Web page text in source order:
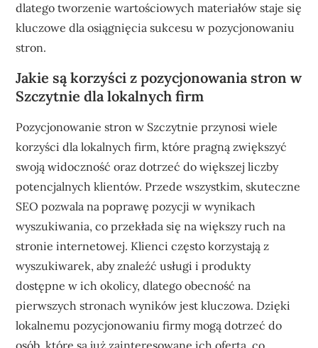
dlatego tworzenie wartościowych materiałów staje się
kluczowe dla osiągnięcia sukcesu w pozycjonowaniu
stron.
Jakie są korzyści z pozycjonowania stron w
Szczytnie dla lokalnych firm
Pozycjonowanie stron w Szczytnie przynosi wiele
korzyści dla lokalnych firm, które pragną zwiększyć
swoją widoczność oraz dotrzeć do większej liczby
potencjalnych klientów. Przede wszystkim, skuteczne
SEO pozwala na poprawę pozycji w wynikach
wyszukiwania, co przekłada się na większy ruch na
stronie internetowej. Klienci często korzystają z
wyszukiwarek, aby znaleźć usługi i produkty
dostępne w ich okolicy, dlatego obecność na
pierwszych stronach wyników jest kluczowa. Dzięki
lokalnemu pozycjonowaniu firmy mogą dotrzeć do
osób, które są już zainteresowane ich ofertą, co